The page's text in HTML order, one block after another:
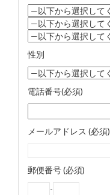
性別
電話番号(必須)
メールアドレス (必須)
郵便番号 (必須)
-